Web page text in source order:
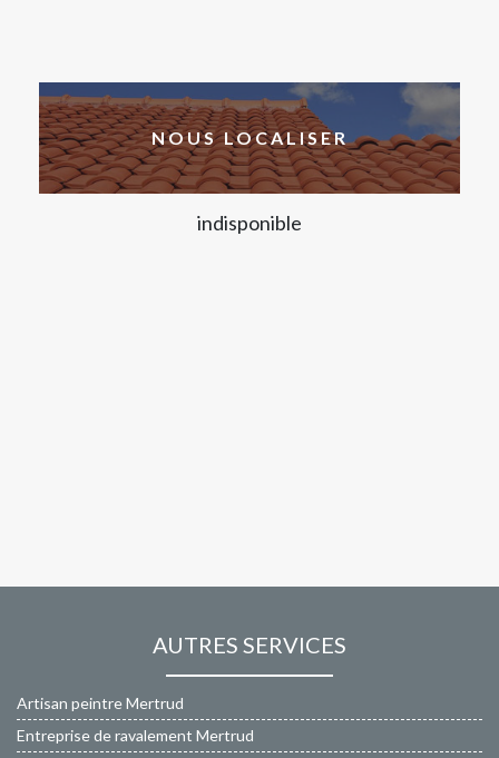
NOUS LOCALISER
indisponible
AUTRES SERVICES
Artisan peintre Mertrud
Entreprise de ravalement Mertrud